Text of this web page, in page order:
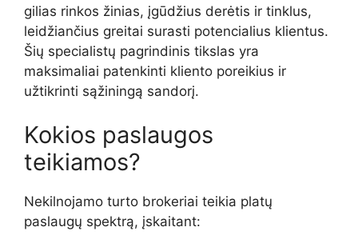
gilias rinkos žinias, įgūdžius derėtis ir tinklus,
leidžiančius greitai surasti potencialius klientus.
Šių specialistų pagrindinis tikslas yra
maksimaliai patenkinti kliento poreikius ir
užtikrinti sąžiningą sandorį.
Kokios paslaugos
teikiamos?
Nekilnojamo turto brokeriai teikia platų
paslaugų spektrą, įskaitant: